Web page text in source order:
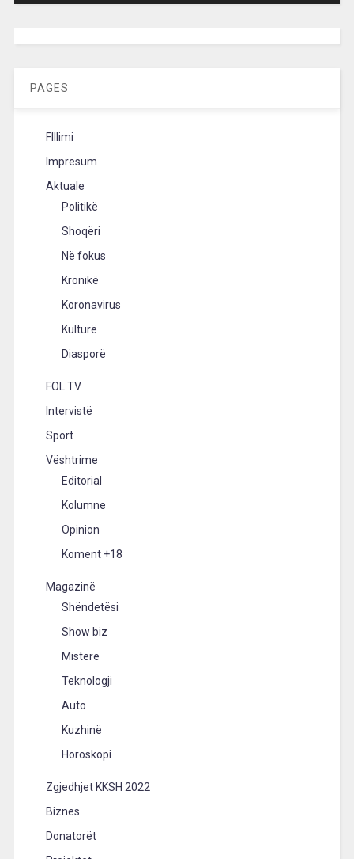
PAGES
FIllimi
Impresum
Aktuale
Politikë
Shoqëri
Në fokus
Kronikë
Koronavirus
Kulturë
Diasporë
FOL TV
Intervistë
Sport
Vështrime
Editorial
Kolumne
Opinion
Koment +18
Magazinë
Shëndetësi
Show biz
Mistere
Teknologji
Auto
Kuzhinë
Horoskopi
Zgjedhjet KKSH 2022
Biznes
Donatorët